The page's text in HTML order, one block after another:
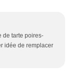
de tarte poires-
idée de remplacer